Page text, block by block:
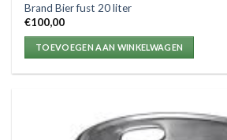
Brand Bier fust 20 liter
€100,00
TOEVOEGEN AAN WINKELWAGEN